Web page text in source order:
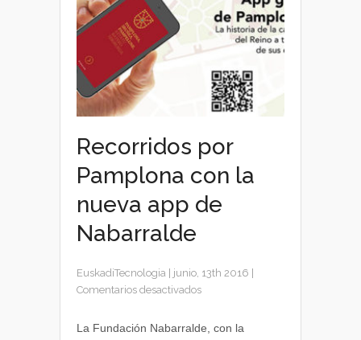
Recorridos por
Pamplona con la
nueva app de
Nabarralde
EuskadiTecnologia junio, 13th 2016
Comentarios desactivadosen
La Fundación Nabarralde, con la